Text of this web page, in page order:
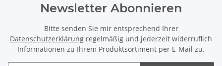
Newsletter Abonnieren
Bitte senden Sie mir entsprechend Ihrer
Datenschutzerklärung regelmäßig und jederzeit widerruflich
Informationen zu Ihrem Produktsortiment per E-Mail zu.